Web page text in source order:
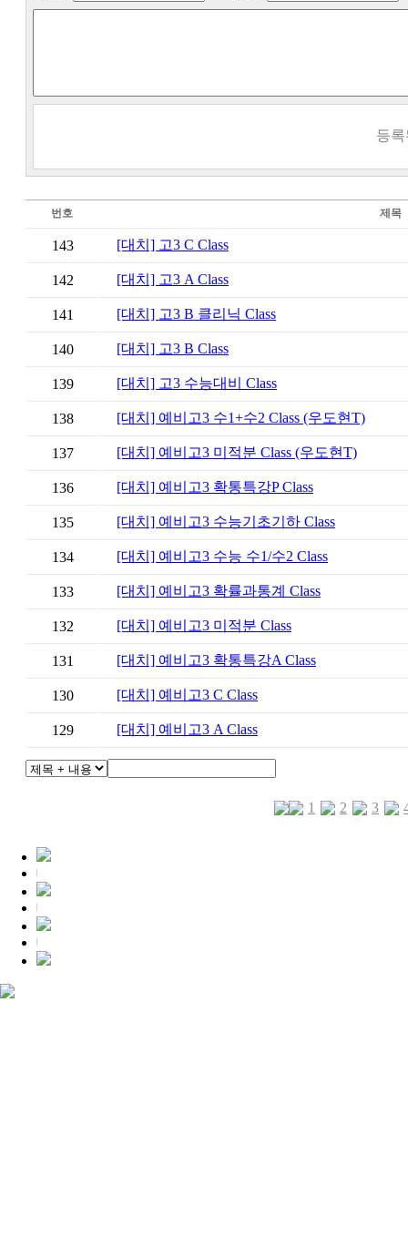
등
번호 제목
143 [대치] 고3 C Class
142 [대치] 고3 A Class
141 [대치] 고3 B 클리닉 Class
140 [대치] 고3 B Class
139 [대치] 고3 수능대비 Class
138 [대치] 예비고3 수1+수2 Class (우도현T)
137 [대치] 예비고3 미적분 Class (우도현T)
136 [대치] 예비고3 확통특강P Class
135 [대치] 예비고3 수능기초기하 Class
134 [대치] 예비고3 수능 수1/수2 Class
133 [대치] 예비고3 확률과통계 Class
132 [대치] 예비고3 미적분 Class
131 [대치] 예비고3 확통특강A Class
130 [대치] 예비고3 C Class
129 [대치] 예비고3 A Class
1 2 3